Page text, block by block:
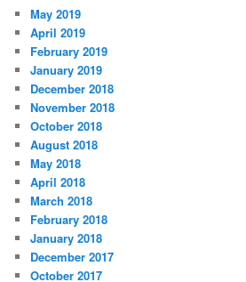
May 2019
April 2019
February 2019
January 2019
December 2018
November 2018
October 2018
August 2018
May 2018
April 2018
March 2018
February 2018
January 2018
December 2017
October 2017